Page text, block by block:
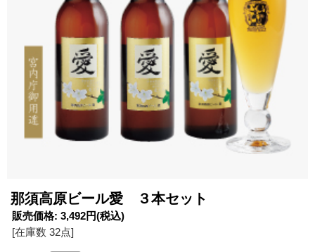
那須高原ビール愛 ３本セット
販売価格: 3,492円(税込)
[在庫数 32点]